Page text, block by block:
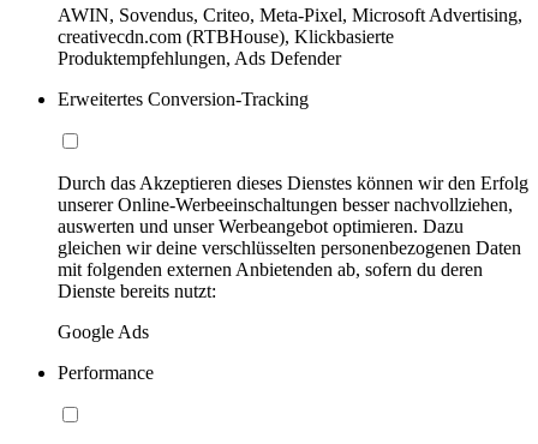
AWIN, Sovendus, Criteo, Meta-Pixel, Microsoft Advertising,
creativecdn.com (RTBHouse), Klickbasierte
Produktempfehlungen, Ads Defender
Erweitertes Conversion-Tracking
Durch das Akzeptieren dieses Dienstes können wir den Erfolg
unserer Online-Werbeeinschaltungen besser nachvollziehen,
auswerten und unser Werbeangebot optimieren. Dazu
gleichen wir deine verschlüsselten personenbezogenen Daten
mit folgenden externen Anbietenden ab, sofern du deren
Dienste bereits nutzt:
Google Ads
Performance